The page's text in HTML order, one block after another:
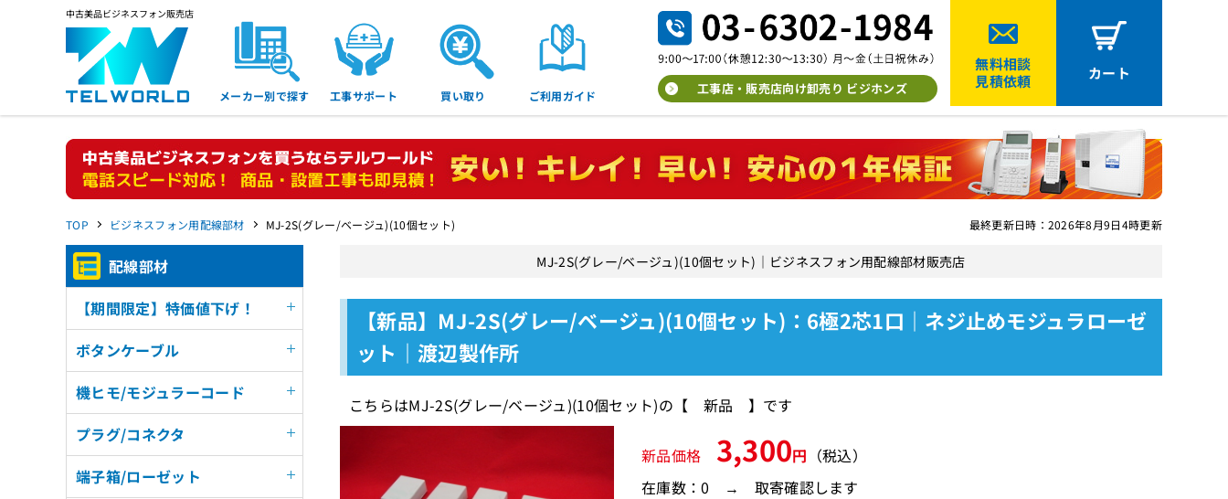
中古美品ビジネスフォン販売店
メーカー別で探す 工事サポート 買い取り ご利用ガイド 工事店・販売店向け卸売り ビジホンズ
無料相談
見積依頼
カート
最終更新日時：2026年8月9日4時更新
TOP ビジネスフォン用配線部材 MJ-2S(グレー/ベージュ)(10個セット)
MJ-2S(グレー/ベージュ)(10個セット)｜ビジネスフォン用配線部材販売店
【新品】MJ-2S(グレー/ベージュ)(10個セット)：6極2芯1口｜ネジ止めモジュラローゼ
ット｜渡辺製作所
こちらはMJ-2S(グレー/ベージュ)(10個セット)の【 新品 】です
新品価格 3,300円 （税込）
在庫数：0 → 取寄確認します
配線部材
【期間限定】特価値下げ！
ボタンケーブル
機ヒモ/モジュラーコード
プラグ/コネクタ
端子箱/ローゼット